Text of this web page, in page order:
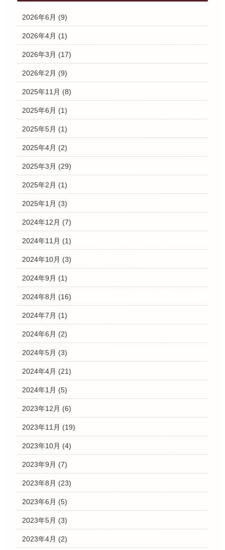
2026年6月 (9)
2026年4月 (1)
2026年3月 (17)
2026年2月 (9)
2025年11月 (8)
2025年6月 (1)
2025年5月 (1)
2025年4月 (2)
2025年3月 (29)
2025年2月 (1)
2025年1月 (3)
2024年12月 (7)
2024年11月 (1)
2024年10月 (3)
2024年9月 (1)
2024年8月 (16)
2024年7月 (1)
2024年6月 (2)
2024年5月 (3)
2024年4月 (21)
2024年1月 (5)
2023年12月 (6)
2023年11月 (19)
2023年10月 (4)
2023年9月 (7)
2023年8月 (23)
2023年6月 (5)
2023年5月 (3)
2023年4月 (2)